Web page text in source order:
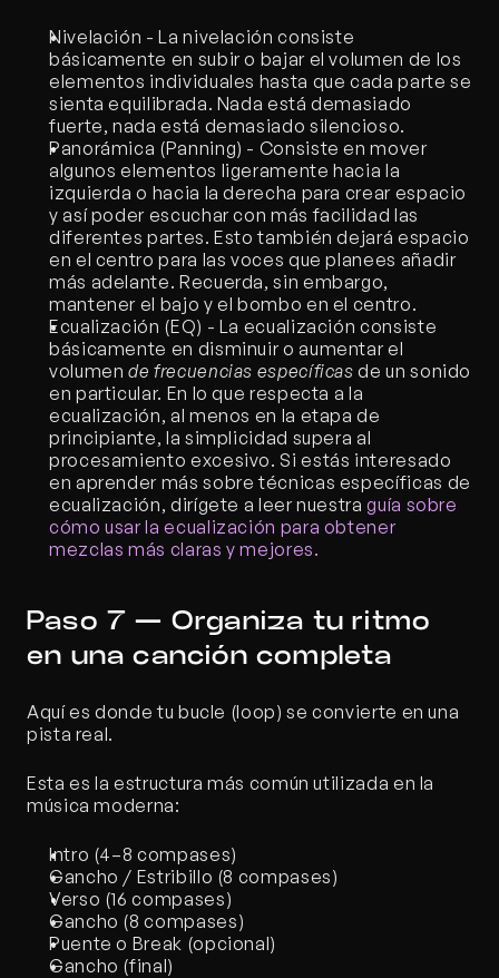
Nivelación - La nivelación consiste
básicamente en subir o bajar el volumen de los
elementos individuales hasta que cada parte se
sienta equilibrada. Nada está demasiado
fuerte, nada está demasiado silencioso.
Panorámica (Panning) - Consiste en mover
algunos elementos ligeramente hacia la
izquierda o hacia la derecha para crear espacio
y así poder escuchar con más facilidad las
diferentes partes. Esto también dejará espacio
en el centro para las voces que planees añadir
más adelante. Recuerda, sin embargo,
mantener el bajo y el bombo en el centro.
Ecualización (EQ) - La ecualización consiste
básicamente en disminuir o aumentar el
volumen de frecuencias específicas de un sonido
en particular. En lo que respecta a la
ecualización, al menos en la etapa de
principiante, la simplicidad supera al
procesamiento excesivo. Si estás interesado
en aprender más sobre técnicas específicas de
ecualización, dirígete a leer nuestra guía sobre
cómo usar la ecualización para obtener
mezclas más claras y mejores.
Paso 7 — Organiza tu ritmo
en una canción completa
Aquí es donde tu bucle (loop) se convierte en una
pista real.
Esta es la estructura más común utilizada en la
música moderna:
Intro (4–8 compases)
Gancho / Estribillo (8 compases)
Verso (16 compases)
Gancho (8 compases)
Puente o Break (opcional)
Gancho (final)